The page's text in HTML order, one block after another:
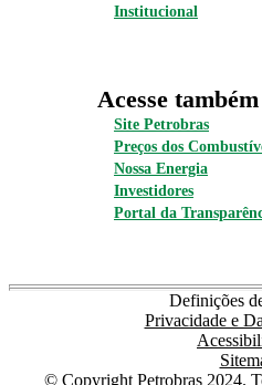
Institucional
Acesse também
Site Petrobras
Preços dos
Nossa Energia
Investidores
Portal da
Definições
Privacidade e
© Copyright Petrobras 2024.